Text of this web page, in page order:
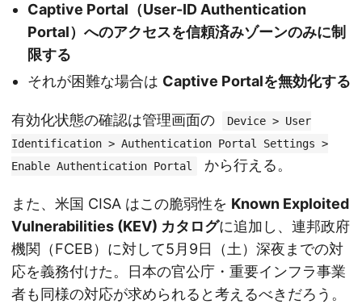
Captive Portal（User-ID Authentication
Portal）へのアクセスを信頼済みゾーンのみに制
限する
それが困難な場合は Captive Portalを無効化する
有効化状態の確認は管理画面の
Device > User
Identification > Authentication Portal Settings >
Enable Authentication Portal
から行える。
また、米国 CISA はこの脆弱性を Known Exploited
Vulnerabilities (KEV) カタログに追加し、連邦政府
機関（FCEB）に対して5月9日（土）深夜までの対
応を義務付けた。日本の官公庁・重要インフラ事業
者も同様の対応が求められると考えるべきだろう。